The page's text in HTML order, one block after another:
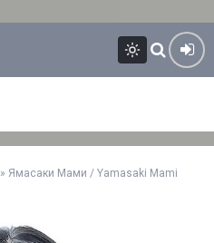
» Ямасаки Мами / Yamasaki Mami